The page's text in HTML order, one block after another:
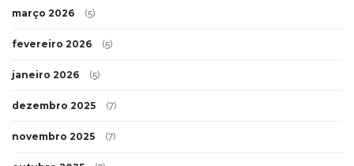
março 2026 (5)
fevereiro 2026 (5)
janeiro 2026 (5)
dezembro 2025 (7)
novembro 2025 (7)